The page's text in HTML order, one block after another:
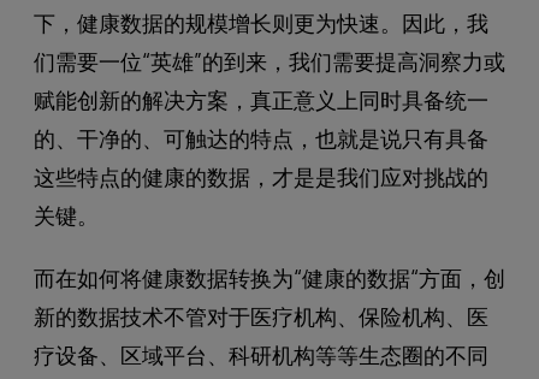
下，健康数据的规模增长则更为快速。因此，我
们需要一位“英雄”的到来，我们需要提高洞察力或
赋能创新的解决方案，真正意义上同时具备统一
的、干净的、可触达的特点，也就是说只有具备
这些特点的健康的数据，才是是我们应对挑战的
关键。
而在如何将健康数据转换为“健康的数据“方面，创
新的数据技术不管对于医疗机构、保险机构、医
疗设备、区域平台、科研机构等等生态圈的不同